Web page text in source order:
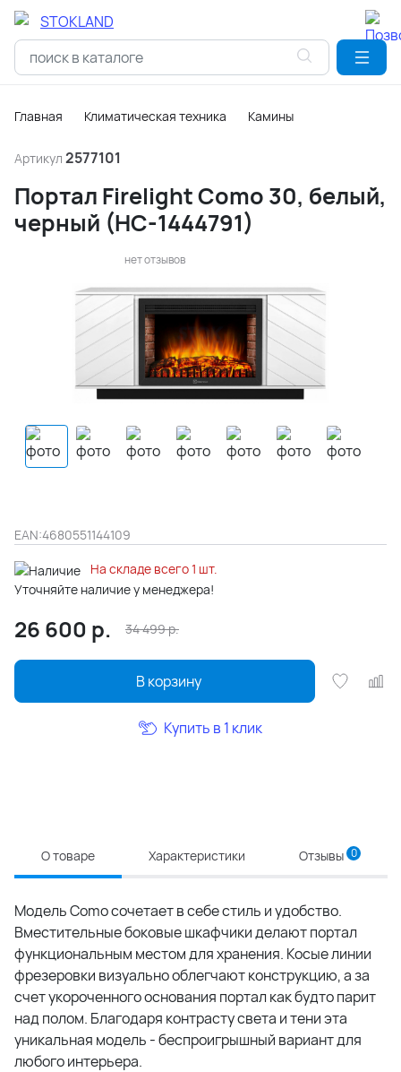
Главная Климатическая техника Камины
Артикул 2577101
Портал Firelight Como 30, белый,
черный (НС-1444791)
нет отзывов
EAN:4680551144109
На складе всего 1 шт.
Уточняйте наличие у менеджера!
26 600 р. 34 499р.
В корзину
Купить в 1 клик
О товаре Характеристики Отзывы 0
Модель Como сочетает в себе стиль и удобство.
Вместительные боковые шкафчики делают портал
функциональным местом для хранения. Косые линии
фрезеровки визуально облегчают конструкцию, а за
счет укороченного основания портал как будто парит
над полом. Благодаря контрасту света и тени эта
уникальная модель - беспроигрышный вариант для
любого интерьера.